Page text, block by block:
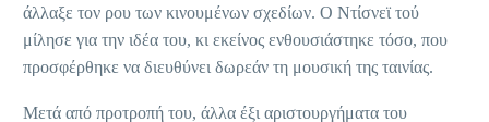
άλλαξε τον ρου των κινουμένων σχεδίων. Ο Ντίσνεϊ τού
μίλησε για την ιδέα του, κι εκείνος ενθουσιάστηκε τόσο, που
προσφέρθηκε να διευθύνει δωρεάν τη μουσική της ταινίας.
Μετά από προτροπή του, άλλα έξι αριστουργήματα του